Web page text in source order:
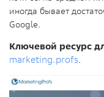
иногда бывает
Google.
Ключевой ресурс
marketing.profs.